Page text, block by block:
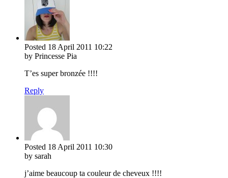
Posted 18 April 2011 10:22
by Princesse Pia
T’es super bronzée !!!!
Reply
Posted 18 April 2011 10:30
by sarah
j’aime beaucoup ta couleur de cheveux !!!!